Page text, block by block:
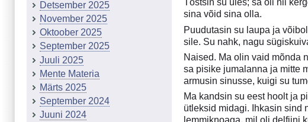
Detsember 2025
November 2025
Oktoober 2025
September 2025
Juuli 2025
Mente Materia
Märts 2025
September 2024
Juuni 2024
Tõstsin su üles; sa oli nii
sina võid sina olla.
Puudutasin su laupa ja
sile. Su nahk, nagu
Naised. Ma olin vaid mõnda
sa pisike jumalanna ja mitte
armusin sinusse, kuigi su
Ma kandsin su eest hoolt ja
ütleksid midagi. Ihkasin sind